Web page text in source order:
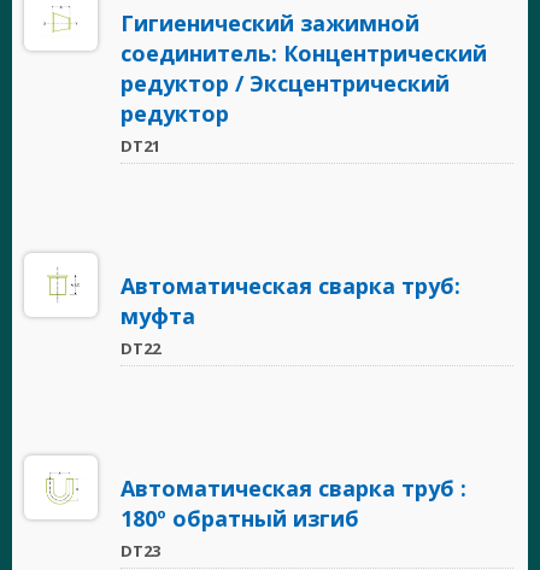
Гигиенический зажимной
соединитель: Концентрический
редуктор / Эксцентрический
редуктор
DT21
Автоматическая сварка труб:
муфта
DT22
Автоматическая сварка труб :
180º обратный изгиб
DT23